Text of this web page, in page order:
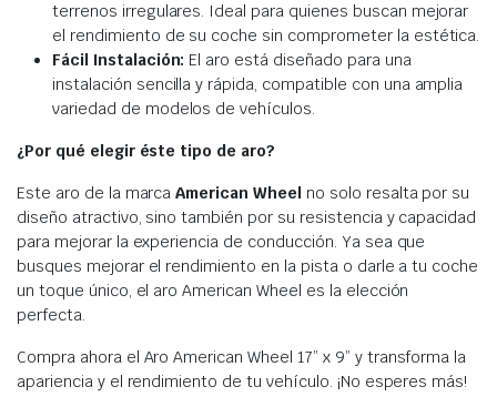
terrenos irregulares. Ideal para quienes buscan mejorar
el rendimiento de su coche sin comprometer la estética.
Fácil Instalación: El aro está diseñado para una
instalación sencilla y rápida, compatible con una amplia
variedad de modelos de vehículos.
¿Por qué elegir éste tipo de aro?
Este aro de la marcaAmerican Wheel no solo resalta por su
diseño atractivo, sino también por su resistencia y capacidad
para mejorar la experiencia de conducción. Ya sea que
busques mejorar el rendimiento en la pista o darle a tu coche
un toque único, el aro American Wheel es la elección
perfecta.
Compra ahora el Aro American Wheel 17” x 9” y transforma la
apariencia y el rendimiento de tu vehículo. ¡No esperes más!